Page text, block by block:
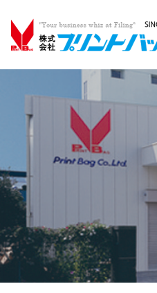
へ
移